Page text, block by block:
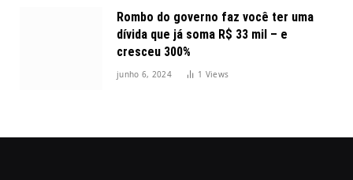
Rombo do governo faz você ter uma
dívida que já soma R$ 33 mil – e
cresceu 300%
junho 6, 2024 1 Views